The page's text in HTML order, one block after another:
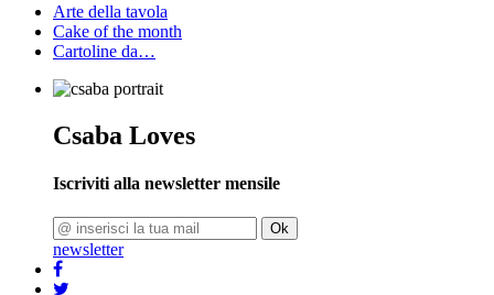
Arte della tavola
Cake of the month
Cartoline da…
Csaba Loves
Iscriviti alla newsletter mensile
Ok
newsletter